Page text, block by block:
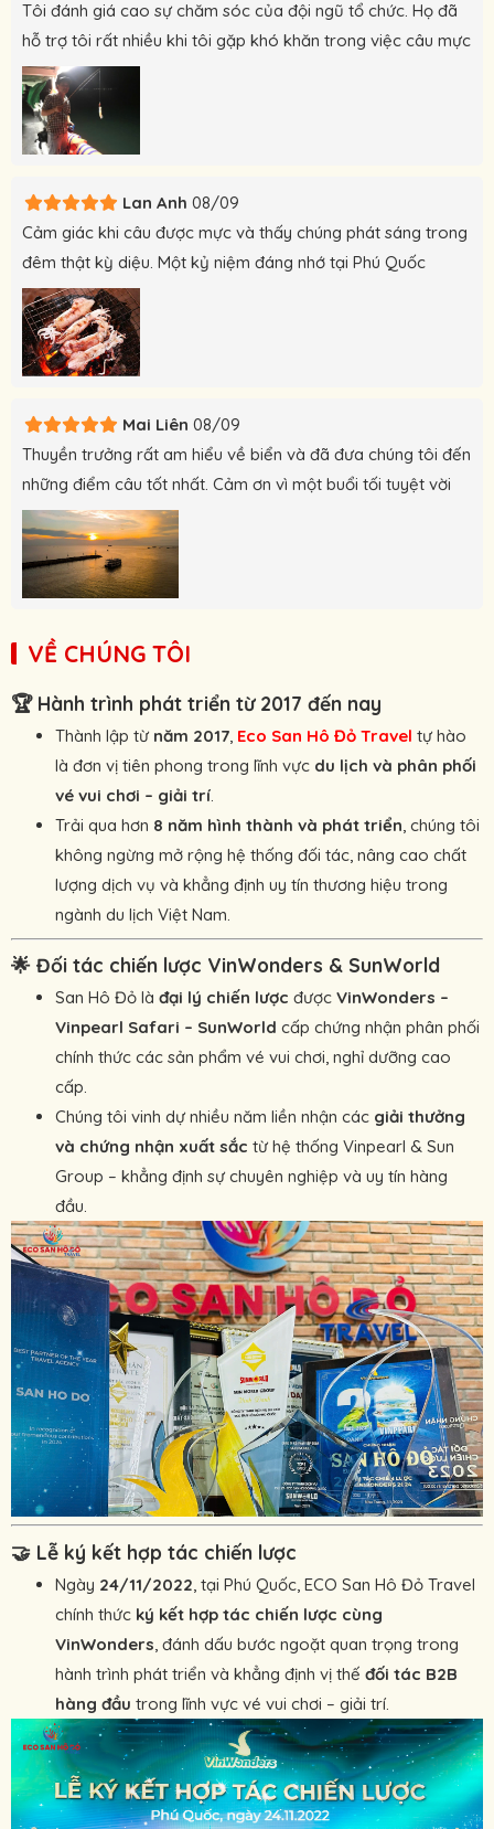
Tôi đánh giá cao sự chăm sóc của đội ngũ tổ chức. Họ đã
hỗ trợ tôi rất nhiều khi tôi gặp khó khăn trong việc câu mực
Lan Anh 08/09
Cảm giác khi câu được mực và thấy chúng phát sáng trong
đêm thật kỳ diệu. Một kỷ niệm đáng nhớ tại Phú Quốc
Mai Liên 08/09
Thuyền trưởng rất am hiểu về biển và đã đưa chúng tôi đến
những điểm câu tốt nhất. Cảm ơn vì một buổi tối tuyệt vời
VỀ CHÚNG TÔI
🏆 Hành trình phát triển từ 2017 đến nay
Thành lập từ năm 2017, Eco San Hô Đỏ Travel tự hào
là đơn vị tiên phong trong lĩnh vực du lịch và phân phối
vé vui chơi – giải trí.
Trải qua hơn 8 năm hình thành và phát triển, chúng tôi
không ngừng mở rộng hệ thống đối tác, nâng cao chất
lượng dịch vụ và khẳng định uy tín thương hiệu trong
ngành du lịch Việt Nam.
🌟 Đối tác chiến lược VinWonders & SunWorld
San Hô Đỏ là đại lý chiến lược được VinWonders –
Vinpearl Safari – SunWorld cấp chứng nhận phân phối
chính thức các sản phẩm vé vui chơi, nghỉ dưỡng cao
cấp.
Chúng tôi vinh dự nhiều năm liền nhận các giải thưởng
và chứng nhận xuất sắc từ hệ thống Vinpearl & Sun
Group – khẳng định sự chuyên nghiệp và uy tín hàng
đầu.
🤝 Lễ ký kết hợp tác chiến lược
Ngày 24/11/2022, tại Phú Quốc, ECO San Hô Đỏ Travel
chính thức ký kết hợp tác chiến lược cùng
VinWonders, đánh dấu bước ngoặt quan trọng trong
hành trình phát triển và khẳng định vị thế đối tác B2B
hàng đầu trong lĩnh vực vé vui chơi – giải trí.